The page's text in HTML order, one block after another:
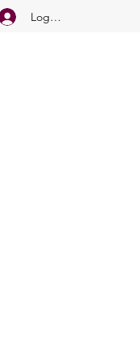
Logg inn